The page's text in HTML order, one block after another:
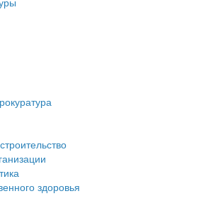
здоровья